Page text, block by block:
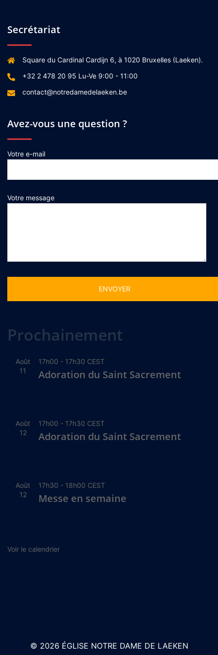
Secrétariat
Square du Cardinal Cardijn 6, à 1020 Bruxelles (Laeken).
+32 2 478 20 95 Lu-Ve 9:00 - 11:00
contact@notredamedelaeken.be
Avez-vous une question ?
Votre e-mail
Votre message
Prochainement
Août
11
17h00 - 17h30 CEST
Adoration du Saint Sacrement
Août
12
17h00 - 17h30 CEST
Adoration du Saint Sacrement
Août
12
17h30 - 18h00 CEST
Messe en semaine
Voir le calendrier
© 2026 ÉGLISE NOTRE DAME DE LAEKEN